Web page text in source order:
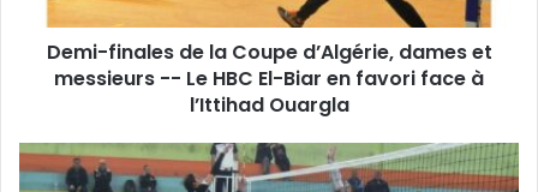
messieurs
El-
Biar
Demi-finales de la Coupe d’Algérie, dames et
messieurs -- Le HBC El-Biar en favori face à
l’Ittihad Ouargla
Blida
accueille